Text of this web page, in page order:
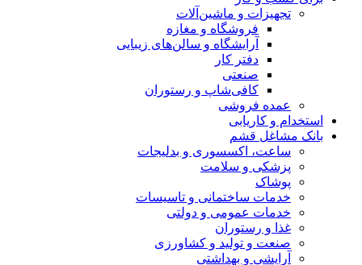
تجهیزات و ماشین‌آلات
فروشگاه و مغازه
آرایشگاه و سالن‌های زیبایی
دفتر کار
صنعتی
کافی‌شاپ و رستوران
عمده فروشی
استخدام و کاریابی
بانک مشاغل قشم
ساعت، اکسسوری و بدلیجات
پزشکی و سلامت
پوشاک
خدمات ساختمانی و تاسیسات
خدمات عمومی و دولتی
غذا و رستوران
صنعت و تولید و کشاورزی
آرایشی و بهداشتی